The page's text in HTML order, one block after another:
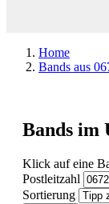
Home
Bands aus
Bands im
Klick auf eine
Postleitzahl
Sortierung